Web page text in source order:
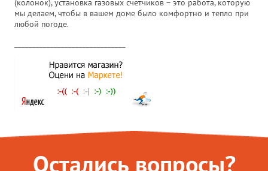
(колонок), установка газовых счетчиков – это работа, которую
мы делаем, чтобы в вашем доме было комфортно и тепло при
любой погоде.
Остались вопросы?